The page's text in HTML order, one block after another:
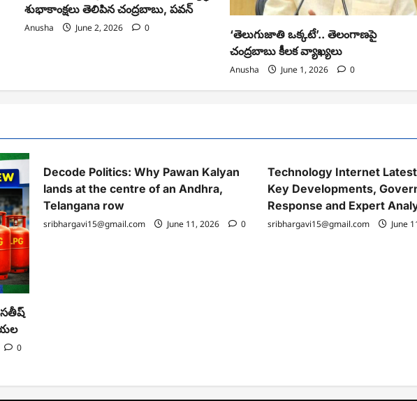
శుభాకాంక్షలు తెలిపిన చంద్రబాబు, పవన్
Anusha June 2, 2026 0
‘తెలుగుజాతి ఒక్కటే’.. తెలంగాణపై
చంద్రబాబు కీలక వ్యాఖ్యలు
Anusha June 1, 2026 0
సతీష్
0
Decode Politics: Why Pawan Kalyan
lands at the centre of an Andhra,
Telangana row
sribhargavi15@gmail.com June 11, 2026 0
Technology Internet
Key Developments,
Response and Expert
sribhargavi15@gmail.com June